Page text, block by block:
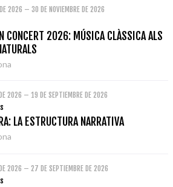
2026 – 30 DE NOVIEMBRE DE 2026
CONCERT 2026: MÚSICA CLÀSSICA ALS
2026 – 19 DE SEPTIEMBRE DE 2026
LA ESTRUCTURA NARRATIVA
2026 – 27 DE SEPTIEMBRE DE 2026